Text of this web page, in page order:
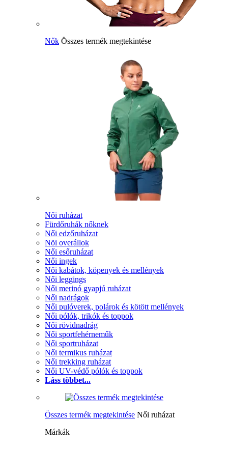
Nők Összes termék megtekintése
Női ruházat
Fürdőruhák nőknek
Női edzőruházat
Nöi overállok
Női esőruházat
Női ingek
Női kabátok, köpenyek és mellények
Női leggings
Női merinó gyapjú ruházat
Női nadrágok
Női pulóverek, polárok és kötött mellények
Női pólók, trikók és toppok
Női rövidnadrág
Női sportfehérneműk
Női sportruházat
Női termikus ruházat
Női trekking ruházat
Női UV-védő pólók és toppok
Láss többet...
Összes termék megtekintése Női ruházat
Márkák